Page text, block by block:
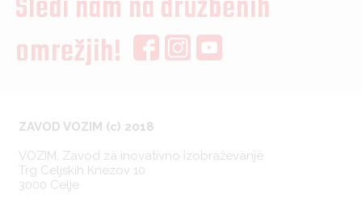
Sledi nam na družbenih
omrežjih!
ZAVOD VOZIM (c) 2018
VOZIM, Zavod za inovativno izobraževanje
Trg Celjskih Knezov 10
3000 Celje